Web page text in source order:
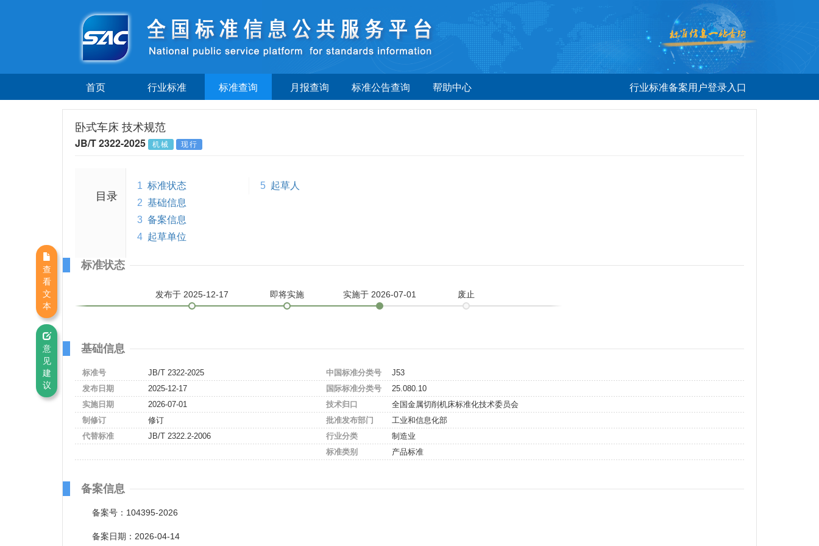
首页 行业标准 标准查询 月报查询 标准公告查询 帮助中心 行业标准备案用户登录入口
查
看
文
本
意
见
建
议
卧式车床 技术规范
JB/T 2322-2025 机械 现行
目录
1 标准状态
2 基础信息
3 备案信息
4 起草单位
5 起草人
标准状态
发布于 2025-12-17 即将实施 实施于 2026-07-01 废止
基础信息
标准号
JB/T 2322-2025
发布日期
2025-12-17
实施日期
2026-07-01
制修订
修订
代替标准
JB/T 2322.2-2006
中国标准分类号
J53
国际标准分类号
25.080.10
技术归口
全国金属切削机床标准化技术委员会
批准发布部门
工业和信息化部
行业分类
制造业
标准类别
产品标准
备案信息
备案号：104395-2026
备案日期：2026-04-14